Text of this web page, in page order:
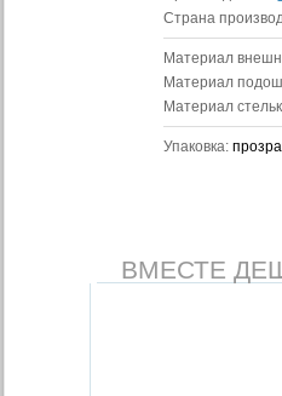
Страна
Материал
Материал
Материал
Упаковка:
ВМЕСТЕ